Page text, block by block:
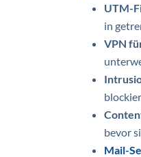
UTM-
in
VPN
bevor
Mail-